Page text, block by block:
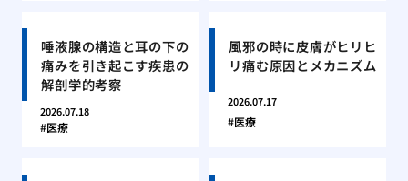
唾液腺の構造と耳の下の
痛みを引き起こす疾患の
解剖学的考察
2026.07.18
医療
風邪の時に皮膚がヒリヒ
リ痛む原因とメカニズム
2026.07.17
医療